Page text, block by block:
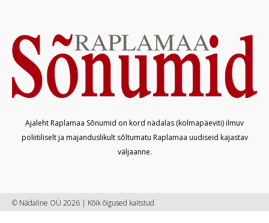
Ajaleht Raplamaa Sõnumid on kord nädalas (kolmapäeviti) ilmuv
poliitiliselt ja majanduslikult sõltumatu Raplamaa uudiseid kajastav
väljaanne.
© Nädaline OÜ 2026 | Kõik õigused kaitstud